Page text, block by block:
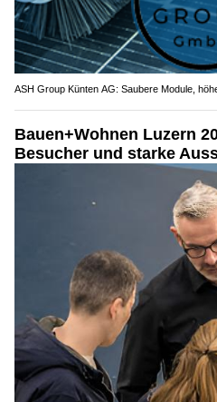
ASH Group Künten AG: Saubere Module,
Bauen+Wohnen Luzern
Besucher und starke